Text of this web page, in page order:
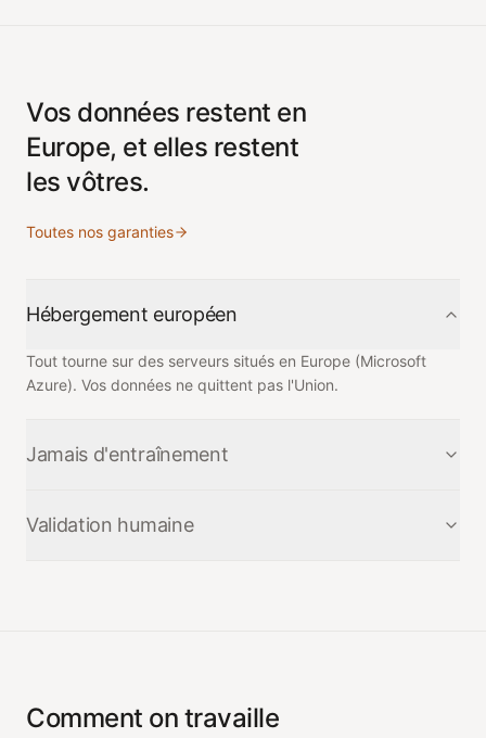
Vos données restent en
Europe, et elles restent
les vôtres.
Toutes nos garanties
Hébergement européen
Tout tourne sur des serveurs situés en Europe (Microsoft
Azure). Vos données ne quittent pas l'Union.
Jamais d'entraînement
nôtre, ni celui d'un tiers.
Validation humaine
Comment on travaille